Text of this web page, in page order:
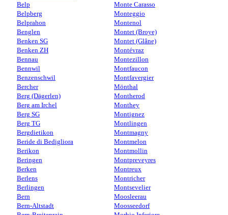
Belp
Belpberg
Belprahon
Benglen
Benken SG
Benken ZH
Bennau
Bennwil
Benzenschwil
Bercher
Berg (Dägerlen)
Berg am Irchel
Berg SG
Berg TG
Bergdietikon
Beride di Bedigliora
Berikon
Beringen
Berken
Berlens
Berlingen
Bern
Bern-Altstadt
Monte Carasso
Monteggio
Montenol
Montet (Broye)
Montet (Glâne)
Montévraz
Montezillon
Montfaucon
Montfavergier
Mönthal
Montherod
Monthey
Montignez
Montlingen
Montmagny
Montmelon
Montmollin
Montpreveyres
Montreux
Montricher
Montsevelier
Moosleerau
Moosseedorf